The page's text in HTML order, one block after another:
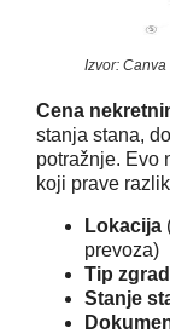
Izvor: Canva
Cena
stanja stana,
potražnje. Evo
koji prave
Lokacija
prevoza)
Tip
Stanje